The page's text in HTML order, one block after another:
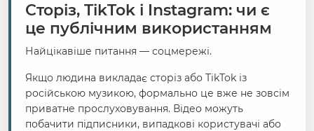
Сторіз, TikTok і Instagram: чи є
це публічним використанням
Найцікавіше питання — соцмережі.
Якщо людина викладає сторіз або TikTok із
російською музикою, формально це вже не зовсім
приватне прослуховування. Відео можуть
побачити підписники, випадкові користувачі або